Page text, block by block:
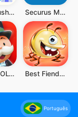
Toilet Rush Race: Draw Puzzle Securus Mobile
MONOPOLY GO! Best Fiends - Combinações
Português